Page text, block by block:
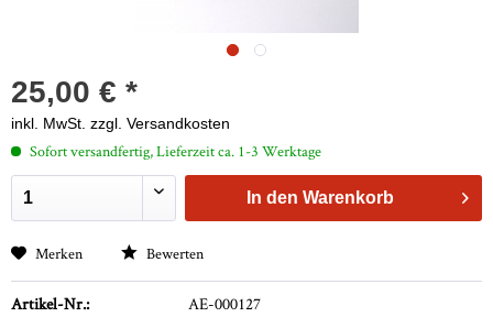
25,00 € *
inkl. MwSt. zzgl. Versandkosten
Sofort versandfertig, Lieferzeit ca. 1-3 Werktage
In den Warenkorb
Merken Bewerten
Artikel-Nr.: AE-000127